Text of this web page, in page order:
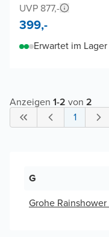
UVP 877,-
399,-
Erwartet im
Anzeigen 1-2 von 2
1
G
Grohe